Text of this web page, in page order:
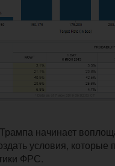
начинает
условия, которые
ФРС.